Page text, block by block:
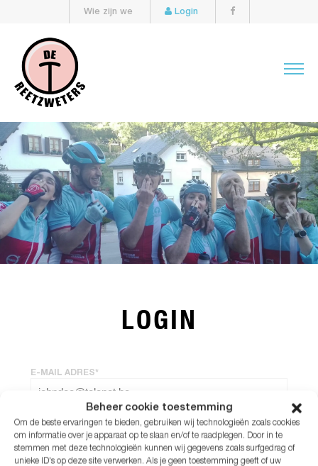
Beheer cookie toestemming
Om de beste ervaringen te bieden, gebruiken wij technologieën zoals cookies
om informatie over je apparaat op te slaan en/of te raadplegen. Door in te
stemmen met deze technologieën kunnen wij gegevens zoals surfgedrag of
unieke ID's op deze site verwerken. Als je geen toestemming geeft of uw
Wie zijn we Login
LOGIN
E-MAIL ADRES*
WACHTWOORD*